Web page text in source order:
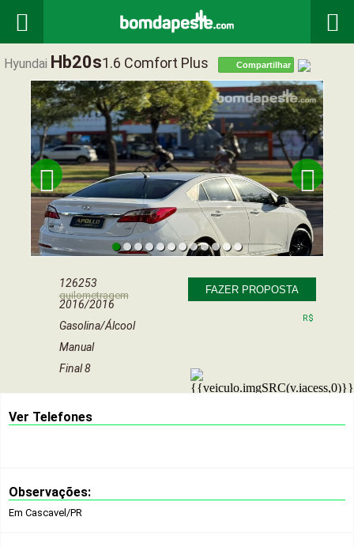
 
Hyundai Hb20s1.6 Comfort Plus Compartilhar
 
126253
quilometragem
2016/2016
Gasolina/Álcool
Manual
Final 8
FAZER PROPOSTA
R$
Ver Telefones
Observações:
Em Cascavel/PR